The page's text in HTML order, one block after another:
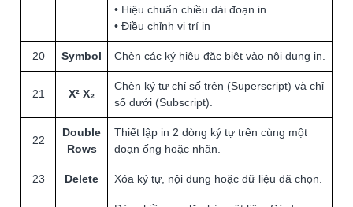
• Hiệu chuẩn chiều dài đoạn in
• Điều chỉnh vị trí in
20 Symbol Chèn các ký hiệu đặc biệt vào nội dung in.
21 X² X₂
Chèn ký tự chỉ số trên (Superscript) và chỉ
số dưới (Subscript).
22
Double
Rows
Thiết lập in 2 dòng ký tự trên cùng một
đoạn ống hoặc nhãn.
23 Delete Xóa ký tự, nội dung hoặc dữ liệu đã chọn.